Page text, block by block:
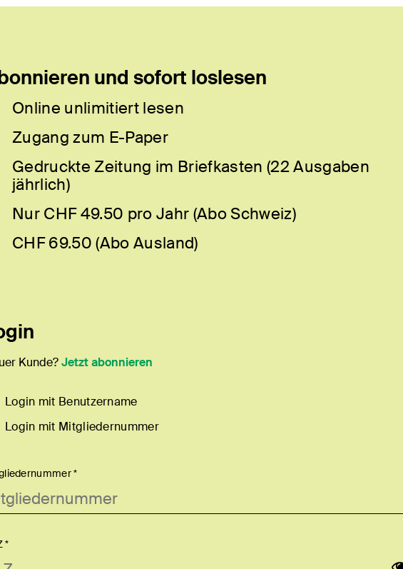
und sofort loslesen
Online unlimitiert lesen
Zugang zum E-Paper
Gedruckte Zeitung im Briefkasten (22 Ausgaben
jährlich)
Nur CHF 49.50 pro Jahr (Abo Schweiz)
CHF 69.50 (Abo Ausland)
Kunde?Jetzt abonnieren
Login mit Benutzername
Login mit Mitgliedernummer
*
*